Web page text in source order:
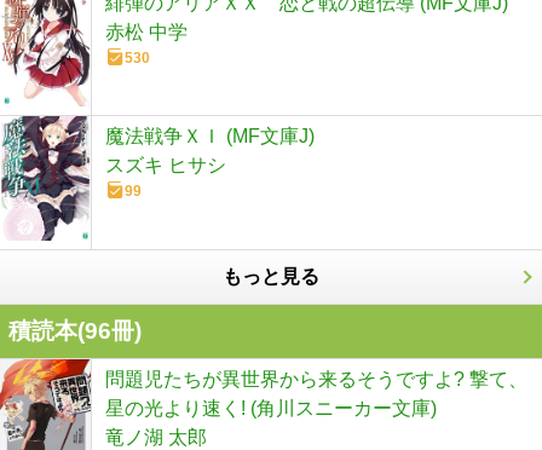
赤松 中学
530
魔法戦争ＸＩ (MF文庫J)
スズキ ヒサシ
99
もっと見る
積読本(96冊)
問題児たちが異世界から来るそうですよ? 撃て、
星の光より速く! (角川スニーカー文庫)
竜ノ湖 太郎